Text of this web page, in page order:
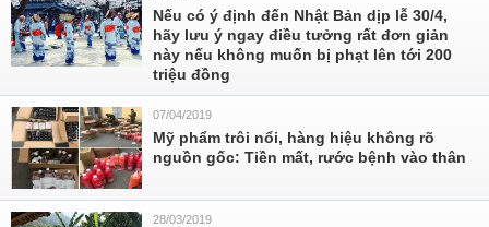
Nếu có ý định đến Nhật Bản dịp lễ 30/4,
hãy lưu ý ngay điều tưởng rất đơn giản
này nếu không muốn bị phạt lên tới 200
triệu đồng
07/04/2019
Mỹ phẩm trôi nổi, hàng hiệu không rõ
nguồn gốc: Tiền mất, rước bệnh vào thân
28/03/2019